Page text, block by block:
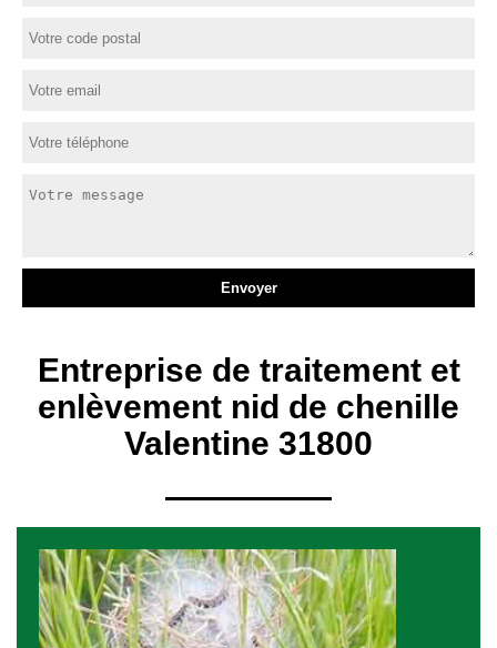
Entreprise de traitement et
enlèvement nid de chenille
Valentine 31800